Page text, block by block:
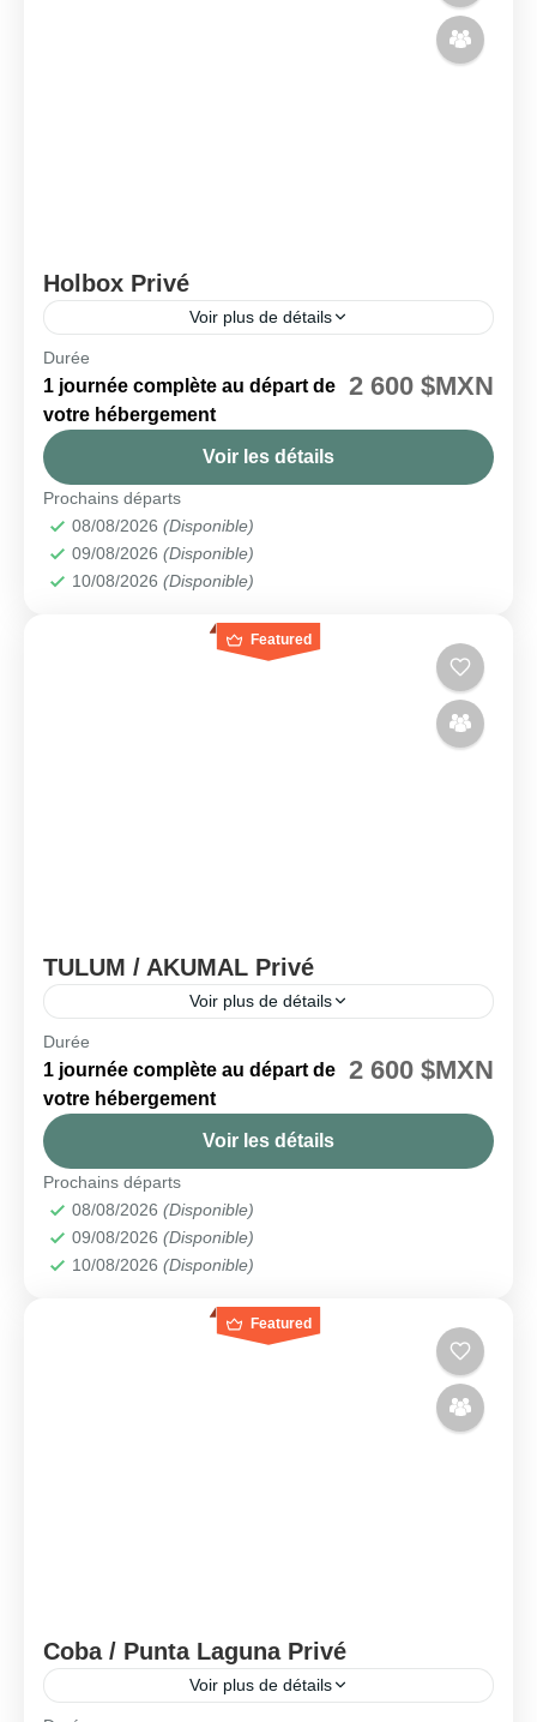
Holbox Privé
Voir plus de détails
🗓️ Disponible tous les jours
Holbox
Facile
Durée
1 journée complète au départ de
votre hébergement
2 600 $MXN
Voir les détails
Prochains départs
08/08/2026 (Disponible)
09/08/2026 (Disponible)
10/08/2026 (Disponible)
Featured
TULUM / AKUMAL Privé
Voir plus de détails
🗓️ Disponible tous les jours
Akumal
Facile
Durée
1 journée complète au départ de
votre hébergement
2 600 $MXN
Voir les détails
Prochains départs
08/08/2026 (Disponible)
09/08/2026 (Disponible)
10/08/2026 (Disponible)
Featured
Coba / Punta Laguna Privé
Voir plus de détails